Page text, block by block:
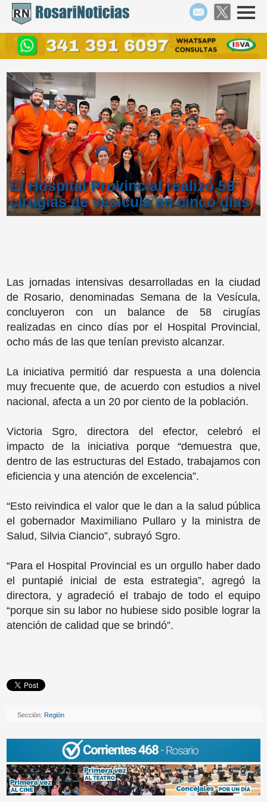
El Hospital Provincial realizó 58
cirugías de vesícula en cinco días
Las jornadas intensivas desarrolladas en la ciudad
de Rosario, denominadas Semana de la Vesícula,
concluyeron con un balance de 58 cirugías
realizadas en cinco días por el Hospital Provincial,
ocho más de las que tenían previsto alcanzar.
La iniciativa permitió dar respuesta a una dolencia
muy frecuente que, de acuerdo con estudios a nivel
nacional, afecta a un 20 por ciento de la población.
Victoria Sgro, directora del efector, celebró el
impacto de la iniciativa porque “demuestra que,
dentro de las estructuras del Estado, trabajamos con
eficiencia y una atención de excelencia”.
“Esto reivindica el valor que le dan a la salud pública
el gobernador Maximiliano Pullaro y la ministra de
Salud, Silvia Ciancio”, subrayó Sgro.
“Para el Hospital Provincial es un orgullo haber dado
el puntapié inicial de esta estrategia”, agregó la
directora, y agradeció el trabajo de todo el equipo
“porque sin su labor no hubiese sido posible lograr la
atención de calidad que se brindó”.
Sección: Región